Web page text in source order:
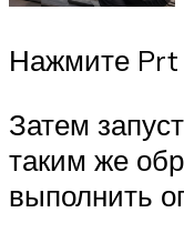
Нажмите Prt
Затем
таким же
выполнить